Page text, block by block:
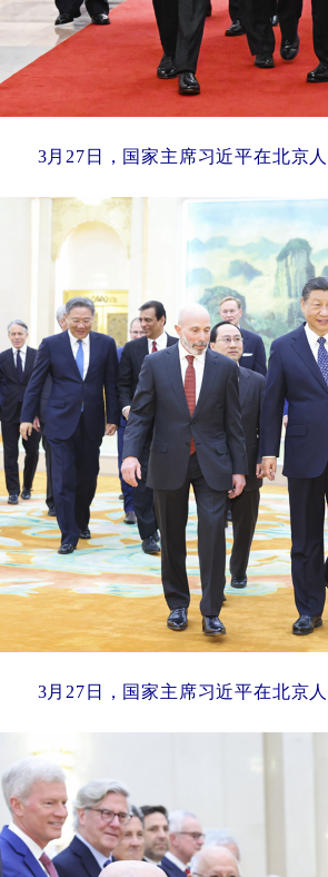
3月27日，国家主席习近平在北京人
3月27日，国家主席习近平在北京人